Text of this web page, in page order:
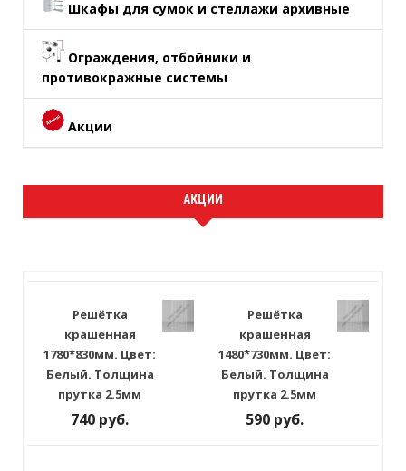
Шкафы для сумок и стеллажи архивные
Ограждения, отбойники и
противокражные системы
Акции
АКЦИИ
Решётка
крашенная
1780*830мм. Цвет:
Белый. Толщина
прутка 2.5мм
740 руб.
Решётка
крашенная
1480*730мм. Цвет:
Белый. Толщина
прутка 2.5мм
590 руб.